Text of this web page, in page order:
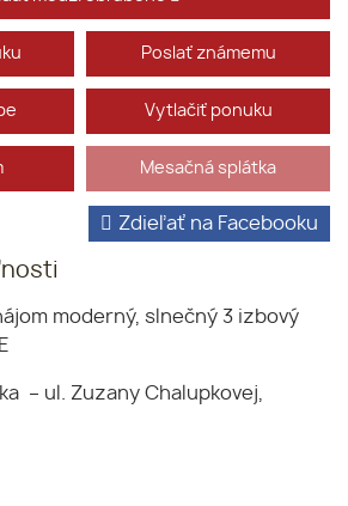
Poslať známemu
Vytlačiť ponuku
Mesačná splátka
Zdieľať na Facebooku
moderný, slnečný 3 izbový
– ul. Zuzany Chalupkovej,